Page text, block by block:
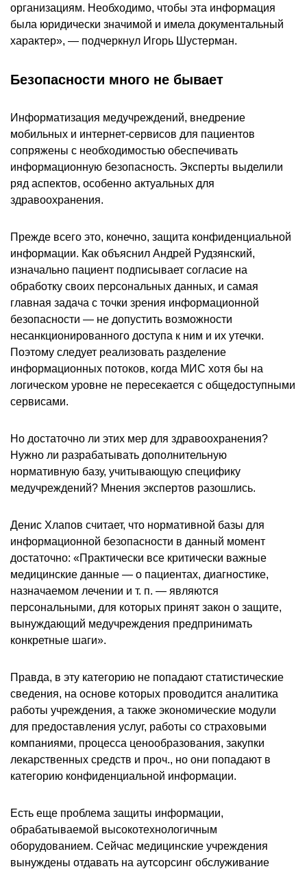
организациям. Необходимо, чтобы эта информация
была юридически значимой и имела документальный
характер», — подчеркнул Игорь Шустерман.
Безопасности много не бывает
Информатизация медучреждений, внедрение
мобильных и интернет-сервисов для пациентов
сопряжены с необходимостью обеспечивать
информационную безопасность. Эксперты выделили
ряд аспектов, особенно актуальных для
здравоохранения.
Прежде всего это, конечно, защита конфиденциальной
информации. Как объяснил Андрей Рудзянский,
изначально пациент подписывает согласие на
обработку своих персональных данных, и самая
главная задача с точки зрения информационной
безопасности — не допустить возможности
несанкционированного доступа к ним и их утечки.
Поэтому следует реализовать разделение
информационных потоков, когда МИС хотя бы на
логическом уровне не пересекается с общедоступными
сервисами.
Но достаточно ли этих мер для здравоохранения?
Нужно ли разрабатывать дополнительную
нормативную базу, учитывающую специфику
медучреждений? Мнения экспертов разошлись.
Денис Хлапов считает, что нормативной базы для
информационной безопасности в данный момент
достаточно: «Практически все критически важные
медицинские данные — о пациентах, диагностике,
назначаемом лечении и т. п. — являются
персональными, для которых принят закон о защите,
вынуждающий медучреждения предпринимать
конкретные шаги».
Правда, в эту категорию не попадают статистические
сведения, на основе которых проводится аналитика
работы учреждения, а также экономические модули
для предоставления услуг, работы со страховыми
компаниями, процесса ценообразования, закупки
лекарственных средств и проч., но они попадают в
категорию конфиденциальной информации.
Есть еще проблема защиты информации,
обрабатываемой высокотехнологичным
оборудованием. Сейчас медицинские учреждения
вынуждены отдавать на аутсорсинг обслуживание